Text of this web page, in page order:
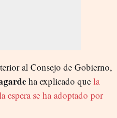
al Consejo de Gobierno,
ha explicado que la
espera se ha adoptado por